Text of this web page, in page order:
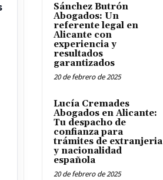
Sánchez Butrón
Abogados: Un
referente legal en
Alicante con
experiencia y
resultados
garantizados
20 de febrero de 2025
Lucía Cremades
Abogados en Alicante:
Tu despacho de
confianza para
trámites de extranjeria
y nacionalidad
española
20 de febrero de 2025